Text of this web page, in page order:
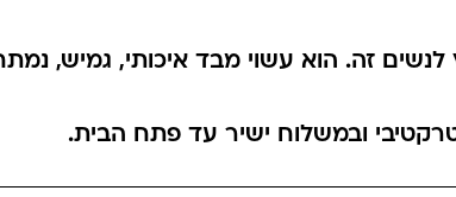
זה. הוא עשוי מבד איכותי, גמיש,
ובמשלוח ישיר עד פתח הבית.